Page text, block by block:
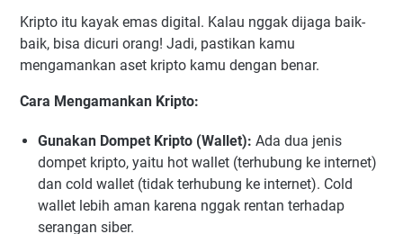
Kripto itu kayak emas digital. Kalau nggak dijaga baik-
baik, bisa dicuri orang! Jadi, pastikan kamu
mengamankan aset kripto kamu dengan benar.
Cara Mengamankan Kripto:
Gunakan Dompet Kripto (Wallet): Ada dua jenis
dompet kripto, yaitu hot wallet (terhubung ke internet)
dan cold wallet (tidak terhubung ke internet). Cold
wallet lebih aman karena nggak rentan terhadap
serangan siber.